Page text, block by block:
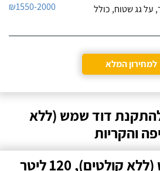
שמש, 150 ליטר, על גג שטוח, כולל
₪1550-2000
למחירון המלא
דוד שמש (ללא
והקריות
120 ליטר